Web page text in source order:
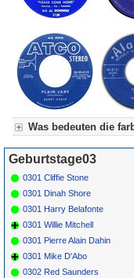
Was bedeuten die
Für Axel's Tageskalender:
Grün = Kurzgeschichte
Grün! = fachlich
Grün+ = Stundenbeitrag
Gelb = Kurzgeschichten
Blau =
Geburtstage03
0301 Cliffie Stone
0301 Dinah Shore
0301 Harry Belafonte
0301 Willie Mitchell
0301 Pierre Alain Dahin
0301 Mike D'Abo
0302 Red Saunders